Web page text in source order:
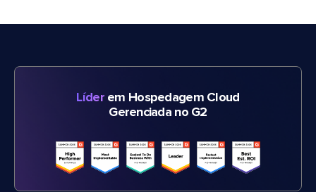
Líderem Hospedagem Cloud
Gerenciada no G2